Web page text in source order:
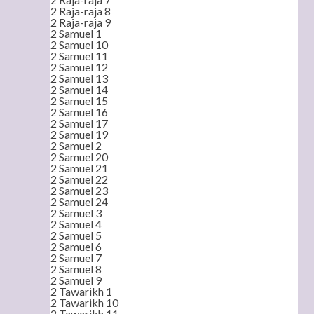
2 Raja-raja 8
2 Raja-raja 9
2 Samuel 1
2 Samuel 10
2 Samuel 11
2 Samuel 12
2 Samuel 13
2 Samuel 14
2 Samuel 15
2 Samuel 16
2 Samuel 17
2 Samuel 19
2 Samuel 2
2 Samuel 20
2 Samuel 21
2 Samuel 22
2 Samuel 23
2 Samuel 24
2 Samuel 3
2 Samuel 4
2 Samuel 5
2 Samuel 6
2 Samuel 7
2 Samuel 8
2 Samuel 9
2 Tawarikh 1
2 Tawarikh 10